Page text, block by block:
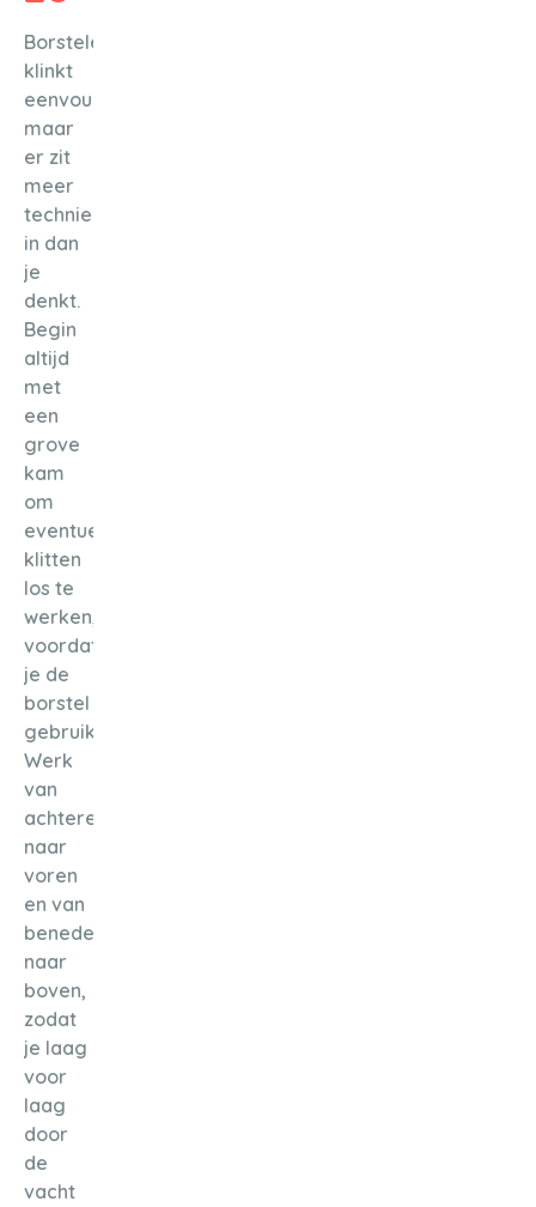
Borstelen
klinkt
eenvoudig,
maar
er zit
meer
techniek
in dan
je
denkt.
Begin
altijd
met
een
grove
kam
om
eventuele
klitten
los te
werken,
voordat
je de
borstel
gebruikt.
Werk
van
achteren
naar
voren
en van
beneden
naar
boven,
zodat
je laag
voor
laag
door
de
vacht